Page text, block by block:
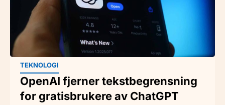
TEKNOLOGI
OpenAI fjerner tekstbegrensning
for gratisbrukere av ChatGPT